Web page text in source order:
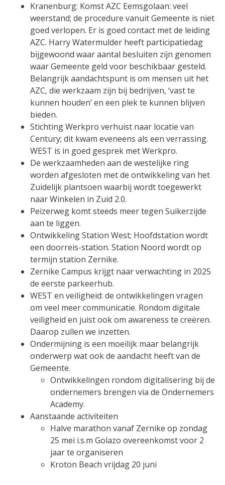
Kranenburg: Komst AZC Eemsgolaan: veel
weerstand; de procedure vanuit Gemeente is niet
goed verlopen. Er is goed contact met de leiding
AZC. Harry Watermulder heeft participatiedag
bijgewoond waar aantal besluiten zijn genomen
waar Gemeente geld voor beschikbaar gesteld.
Belangrijk aandachtspunt is om mensen uit het
AZC, die werkzaam zijn bij bedrijven, ‘vast te
kunnen houden’ en een plek te kunnen blijven
bieden.
Stichting Werkpro verhuist naar locatie van
Century; dit kwam eveneens als een verrassing.
WEST is in goed gesprek met Werkpro.
De werkzaamheden aan de westelijke ring
worden afgesloten met de ontwikkeling van het
Zuidelijk plantsoen waarbij wordt toegewerkt
naar Winkelen in Zuid 2.0.
Peizerweg komt steeds meer tegen Suikerzijde
aan te liggen.
Ontwikkeling Station West; Hoofdstation wordt
een doorreis-station. Station Noord wordt op
termijn station Zernike.
Zernike Campus krijgt naar verwachting in 2025
de eerste parkeerhub.
WEST en veiligheid: de ontwikkelingen vragen
om veel meer communicatie. Rondom digitale
veiligheid en juist ook om awareness te creëren.
Daarop zullen we inzetten.
Ondermijning is een moeilijk maar belangrijk
onderwerp wat ook de aandacht heeft van de
Gemeente.
Ontwikkelingen rondom digitalisering bij de
ondernemers brengen via de Ondernemers
Academy.
Aanstaande activiteiten
Halve marathon vanaf Zernike op zondag
25 mei i.s.m Golazo overeenkomst voor 2
jaar te organiseren
Kroton Beach vrijdag 20 juni